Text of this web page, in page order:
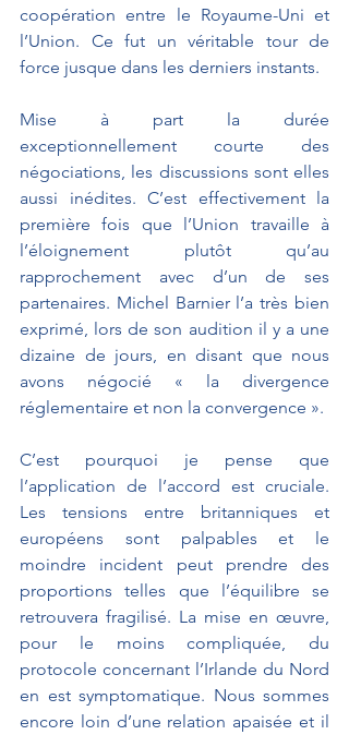
coopération entre le Royaume-Uni et
l’Union. Ce fut un véritable tour de
force jusque dans les derniers instants.
Mise à part la durée
exceptionnellement courte des
négociations, les discussions sont elles
aussi inédites. C’est effectivement la
première fois que l’Union travaille à
l’éloignement plutôt qu’au
rapprochement avec d’un de ses
partenaires. Michel Barnier l’a très bien
exprimé, lors de son audition il y a une
dizaine de jours, en disant que nous
avons négocié « la divergence
réglementaire et non la convergence ».
C’est pourquoi je pense que
l’application de l’accord est cruciale.
Les tensions entre britanniques et
européens sont palpables et le
moindre incident peut prendre des
proportions telles que l’équilibre se
retrouvera fragilisé. La mise en œuvre,
pour le moins compliquée, du
protocole concernant l’Irlande du Nord
en est symptomatique. Nous sommes
encore loin d’une relation apaisée et il